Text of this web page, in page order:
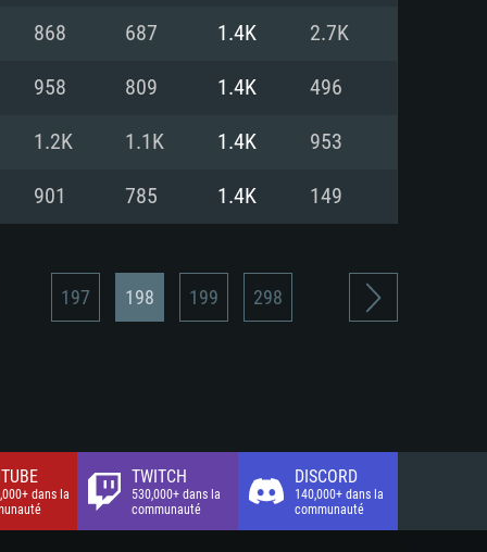
Internet à haut débit
(client complet)
Internet à haut débit
(client complet)
(client complet)
868 687 1.4K 2.7K
958 809 1.4K 496
1.2K 1.1K 1.4K 953
901 785 1.4K 149
197 198 199 298
dans la
TWITCH
530,000+ dans la
communauté
DISCORD
140,000+ dans la
communauté